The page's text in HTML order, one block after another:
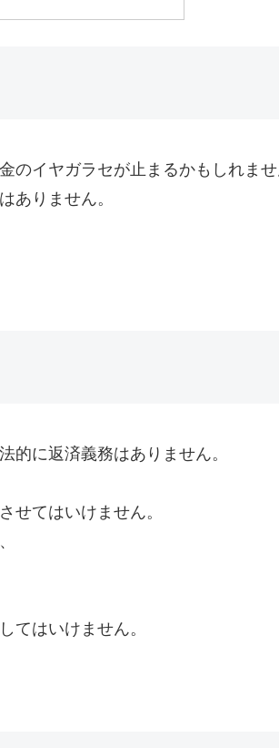
のイヤガラセが止まるかもしれませ
ありません。
的に返済義務はありません。
せてはいけません。
てはいけません。